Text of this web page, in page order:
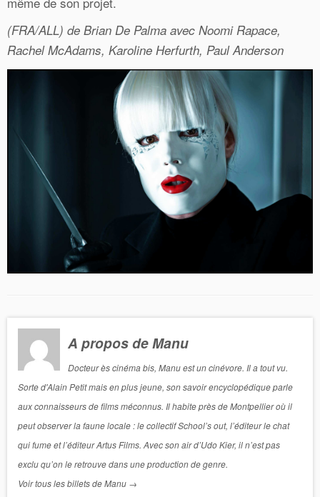
(FRA/ALL) de Brian De Palma avec Noomi Rapace,
Rachel McAdams, Karoline Herfurth, Paul Anderson
A propos de Manu
Docteur ès cinéma bis, Manu est un cinévore. Il a tout vu.
Sorte d'Alain Petit mais en plus jeune, son savoir encyclopédique parle
aux connaisseurs de films méconnus. Il habite près de Montpellier où il
peut observer la faune locale : le collectif School’s out, l’éditeur le chat
qui fume et l’éditeur Artus Films. Avec son air d’Udo Kier, il n’est pas
exclu qu’on le retrouve dans une production de genre.
Voir tous les billets de Manu →